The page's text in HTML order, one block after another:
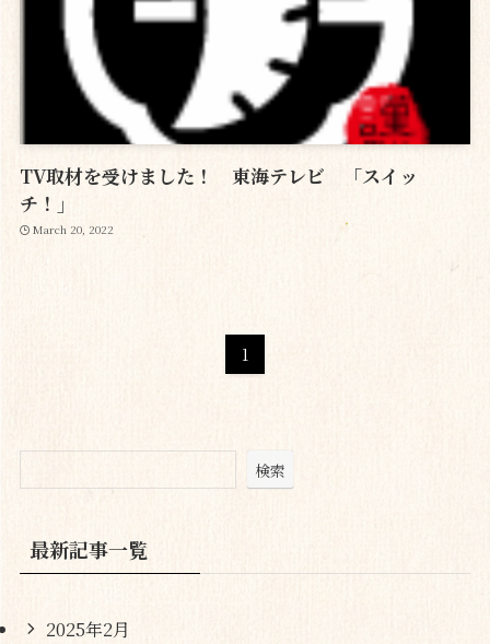
TV取材を受けました！ 東海テレビ 「スイッ
チ！」
March 20, 2022
1
検索
最新記事一覧
2025年2月